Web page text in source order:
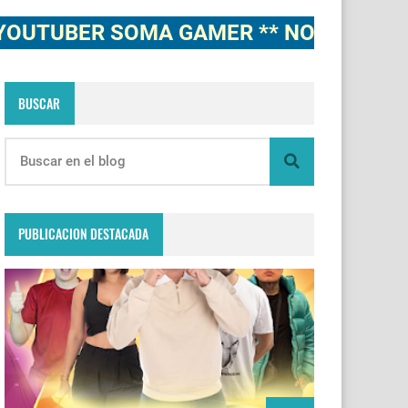
SOMA GAMER ** NOTICIAS,
BUSCAR
PUBLICACION DESTACADA